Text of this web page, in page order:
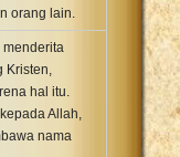
orang lain.
hal itu.
Allah,
nama